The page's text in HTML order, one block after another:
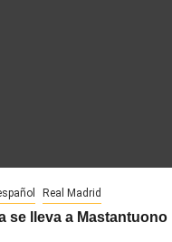
Real Madrid
se lleva a Mastantuono